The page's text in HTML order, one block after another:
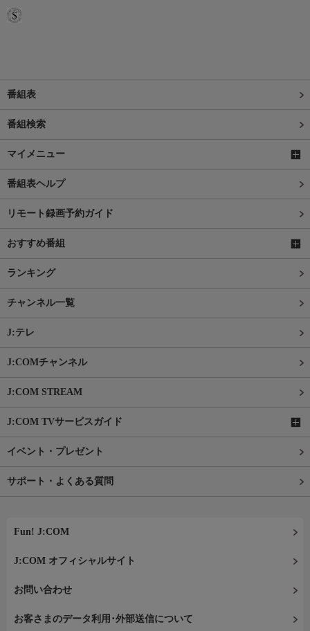
番組表
番組検索
マイメニュー
番組表ヘルプ
リモート録画予約ガイド
おすすめ番組
ランキング
チャンネル一覧
J:テレ
J:COMチャンネル
J:COM STREAM
J:COM TVサービスガイド
イベント・プレゼント
サポート・よくある質問
Fun! J:COM
J:COM オフィシャルサイト
お問い合わせ
お客さまのデータ利用･外部送信について